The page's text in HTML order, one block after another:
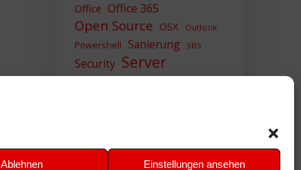
Ablehnen Einstellungen ansehen
Office Office 365
Open Source OSX Outlook
Powershell Sanierung SBS
Security Server
Sicherheit SIEM
VMWare VPN WAZUH